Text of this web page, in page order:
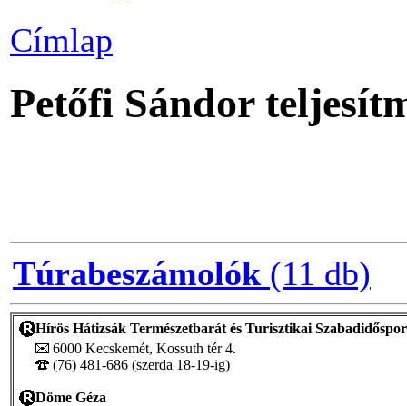
Címlap
Petőfi Sándor
Túrabeszámolók (11 db)
Hírös Hátizsák Természetbarát és Turisztikai
6000 Kecskemét, Kossuth tér 4.
(76) 481-686 (szerda 18-19-ig)
Döme Géza